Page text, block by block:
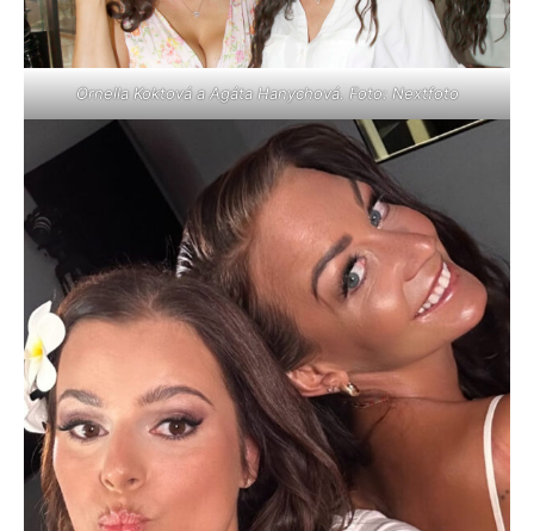
Ornella Koktová a Agáta Hanychová. Foto: Nextfoto